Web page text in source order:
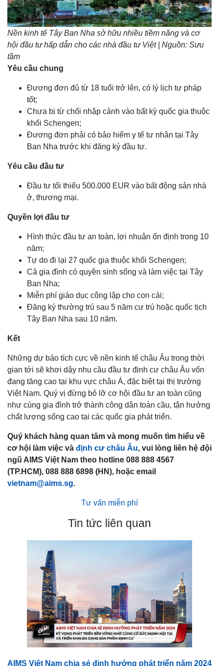
Nền kinh tế Tây Ban Nha sở hữu nhiều tiềm năng và cơ
hội đầu tư hấp dẫn cho các nhà đầu tư Việt | Nguồn: Sưu
tầm
Yêu cầu chung
Đương đơn đủ từ 18 tuổi trở lên, có lý lịch tư pháp
tốt;
Chưa bị từ chối nhập cảnh vào bất kỳ quốc gia thuộc
khối Schengen;
Đương đơn phải có bảo hiểm y tế tư nhân tại Tây
Ban Nha trước khi đăng ký đầu tư.
Yêu cầu đầu tư
Đầu tư tối thiểu 500.000 EUR vào bất động sản nhà
ở, thương mại.
Quyền lợi đầu tư
Hình thức đầu tư an toàn, lợi nhuận ổn định trong 10
năm;
Tự do đi lại 27 quốc gia thuộc khối Schengen;
Cả gia đình có quyền sinh sống và làm việc tại Tây
Ban Nha;
Miễn phí giáo dục công lập cho con cái;
Đăng ký thường trú sau 5 năm cư trú hoặc quốc tịch
Tây Ban Nha sau 10 năm.
Kết
Những dự báo tích cực về nền kinh tế châu Âu trong thời
gian tới sẽ khơi dậy nhu cầu đầu tư định cư châu Âu vốn
đang tăng cao tại khu vực châu Á, đặc biệt tại thị trường
Việt Nam. Quý vị đừng bỏ lỡ cơ hội đầu tư an toàn cũng
như cùng gia đình trở thành công dân toàn cầu, tận hưởng
chất lượng sống cao tại các quốc gia phát triển.
Quý khách hàng quan tâm và mong muốn tìm hiểu về
cơ hội làm việc và định cư châu Âu, vui lòng liên hệ đội
ngũ AIMS Việt Nam theo hotline 088 888 4567
(TP.HCM), 088 888 6898 (HN), hoặc email
vietnam@aims.sg.
Tư vấn miễn phí
Tin tức liên quan
AIMS Việt Nam chia sẻ định hướng phát triển năm 2024